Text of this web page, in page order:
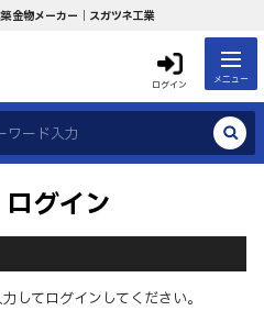
金物メーカー｜スガツネ工業
ログイン メニュー
グイン
してログインしてください。